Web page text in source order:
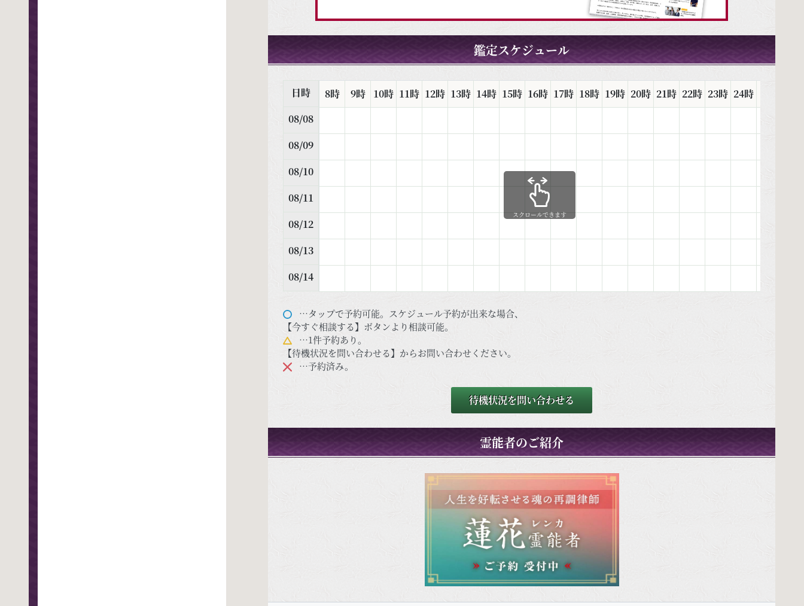
鑑定スケジュール
日時
08/08
08/09
08/10
08/11
08/12
08/13
08/14
8時 9時 10時 11時 12時 13時 14時 15時 16時 17時 18時 19時 20時 21時 22時 23時 24時
スクロールできます
…タップで予約可能。スケジュール予約が出来な場合、
【今すぐ相談する】ボタンより相談可能。
…1件予約あり。
【待機状況を問い合わせる】からお問い合わせください。
…予約済み。
待機状況を問い合わせる
霊能者のご紹介